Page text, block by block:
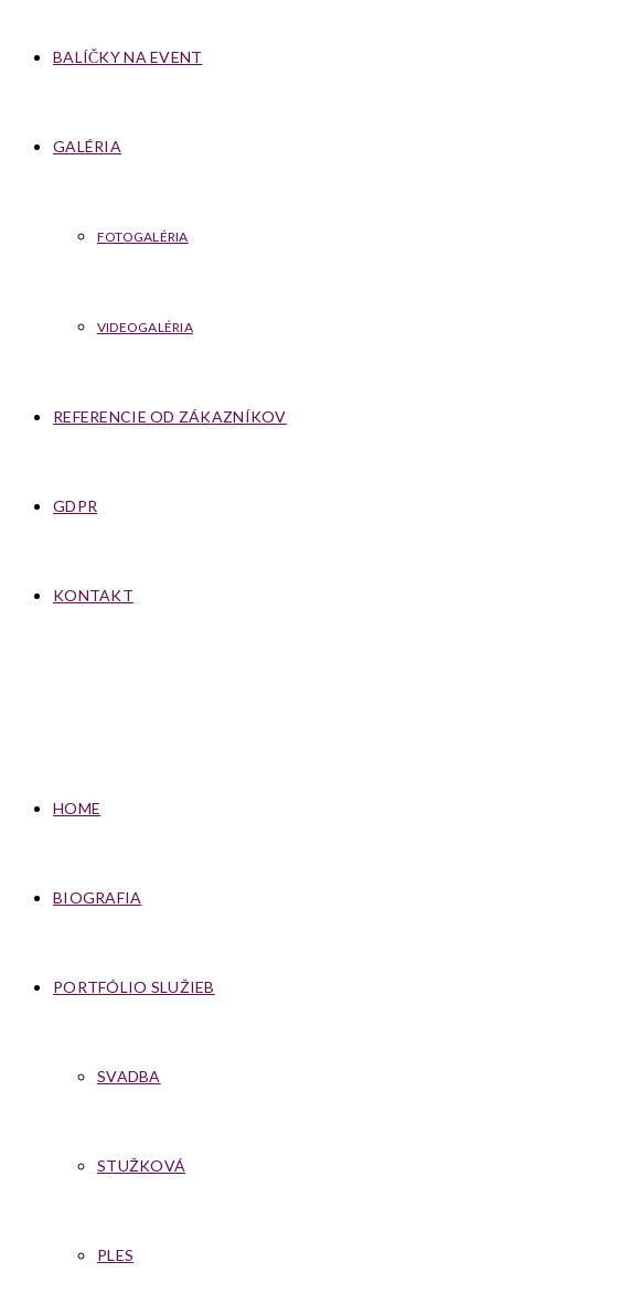
BALÍČKY NA EVENT
GALÉRIA
FOTOGALÉRIA
VIDEOGALÉRIA
REFERENCIE OD ZÁKAZNÍKOV
GDPR
KONTAKT
HOME
BIOGRAFIA
PORTFÓLIO SLUŽIEB
SVADBA
STUŽKOVÁ
PLES